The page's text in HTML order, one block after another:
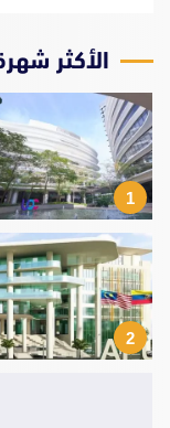
الأكثر
1
2